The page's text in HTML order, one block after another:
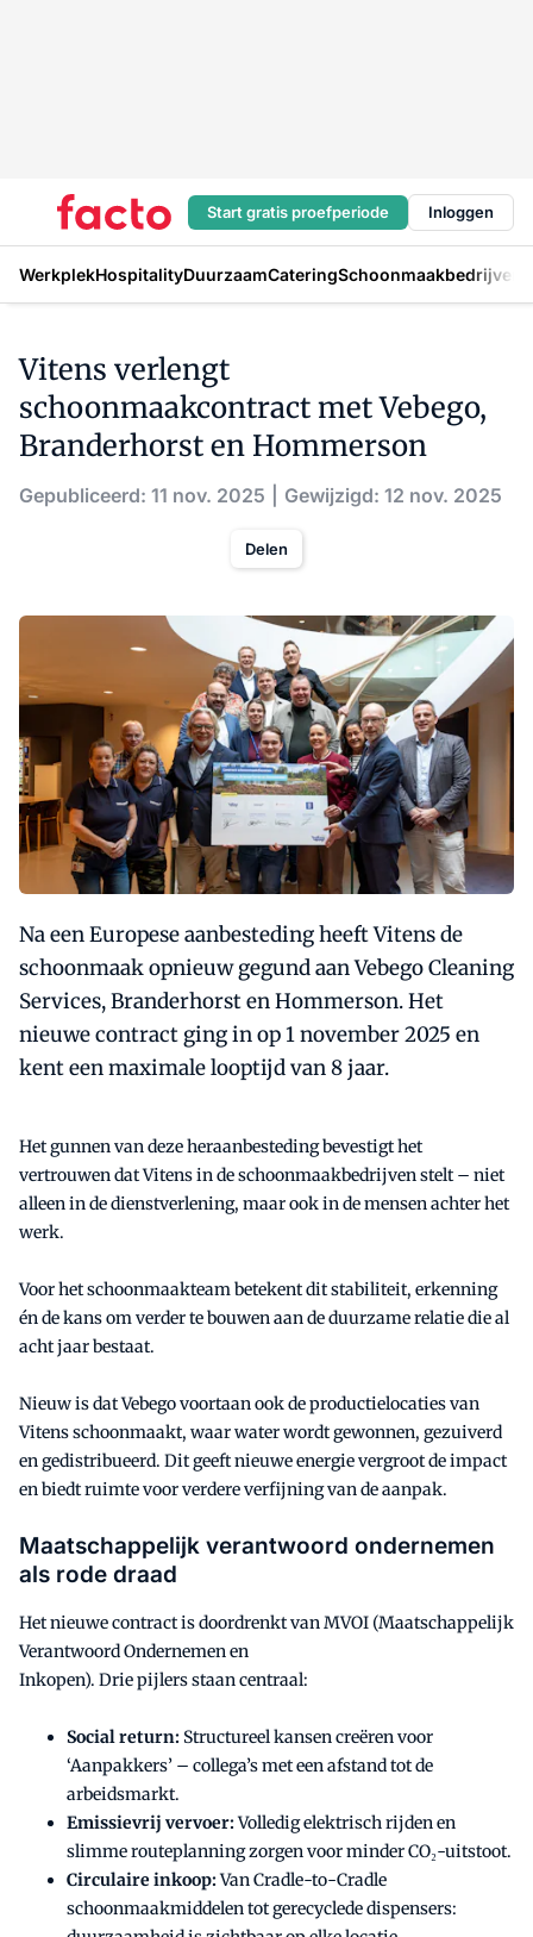
Start gratis proefperiode Inloggen
WerkplekHospitalityDuurzaamCateringSchoonmaakbedrijven
Vitens verlengt
schoonmaakcontract met Vebego,
Branderhorst en Hommerson
Gepubliceerd: 11 nov. 2025 Gewijzigd: 12 nov. 2025
Delen
Na een Europese aanbesteding heeft Vitens de
schoonmaak opnieuw gegund aan Vebego Cleaning
Services, Branderhorst en Hommerson. Het
nieuwe contract ging in op 1 november 2025 en
kent een maximale looptijd van 8 jaar.
Het gunnen van deze heraanbesteding bevestigt het
vertrouwen dat Vitens in de schoonmaakbedrijven stelt – niet
alleen in de dienstverlening, maar ook in de mensen achter het
werk.
Voor het schoonmaakteam betekent dit stabiliteit, erkenning
én de kans om verder te bouwen aan de duurzame relatie die al
acht jaar bestaat.
Nieuw is dat Vebego voortaan ook de productielocaties van
Vitens schoonmaakt, waar water wordt gewonnen, gezuiverd
en gedistribueerd. Dit geeft nieuwe energie vergroot de impact
en biedt ruimte voor verdere verfijning van de aanpak.
Maatschappelijk verantwoord ondernemen
als rode draad
Het nieuwe contract is doordrenkt van MVOI (Maatschappelijk
Verantwoord Ondernemen en
Inkopen). Drie pijlers staan centraal:
Social return: Structureel kansen creëren voor
‘Aanpakkers’ – collega’s met een afstand tot de
arbeidsmarkt.
Emissievrij vervoer:Volledig elektrisch rijden en
slimme routeplanning zorgen voor minder CO₂-uitstoot.
Circulaire inkoop:Van Cradle-to-Cradle
schoonmaakmiddelen tot gerecyclede dispensers: